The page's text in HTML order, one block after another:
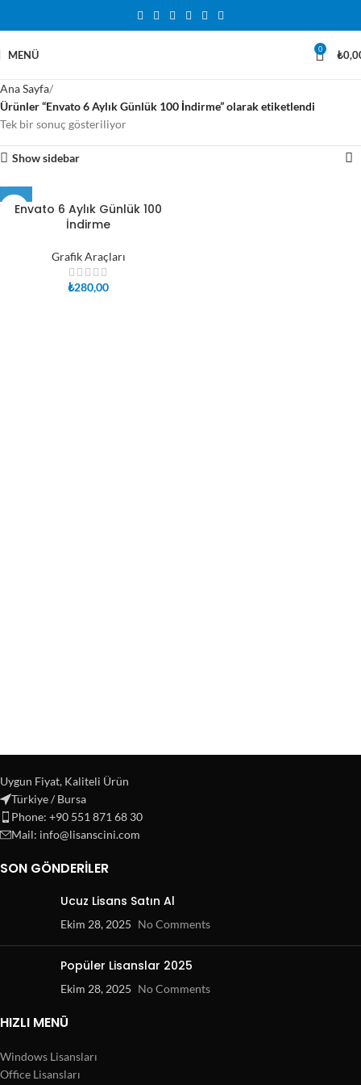
MENÜ 0 ₺
Ana Sayfa
Ürünler “Envato 6 Aylık Günlük 100 İndirme” olarak etiketlendi
Tek bir sonuç gösteriliyor
Show sidebar
Envato 6 Aylık Günlük 100
İndirme
Grafik Araçları
₺280,00
Uygun Fiyat, Kaliteli Ürün
Türkiye / Bursa
Phone: +90 551 871 68 30
Mail: info@lisanscini.com
SON GÖNDERILER
Ucuz Lisans Satın Al
Ekim 28, 2025 No Comments
Popüler Lisanslar 2025
Ekim 28, 2025 No Comments
HIZLI MENÜ
Windows Lisansları
Office Lisansları